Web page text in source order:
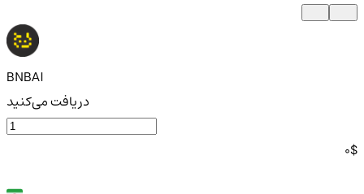
BNBAI
دریافت می‌کنید
0$